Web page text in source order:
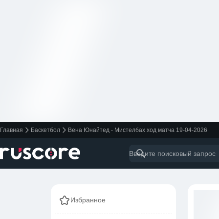
Главная Баскетбол Вена Юнайтед - Мистелбах ход матча 19-04-2026
Избранное